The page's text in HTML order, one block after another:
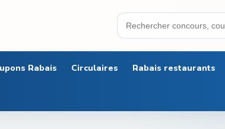
Rabais Circulaires Rabais restaurants